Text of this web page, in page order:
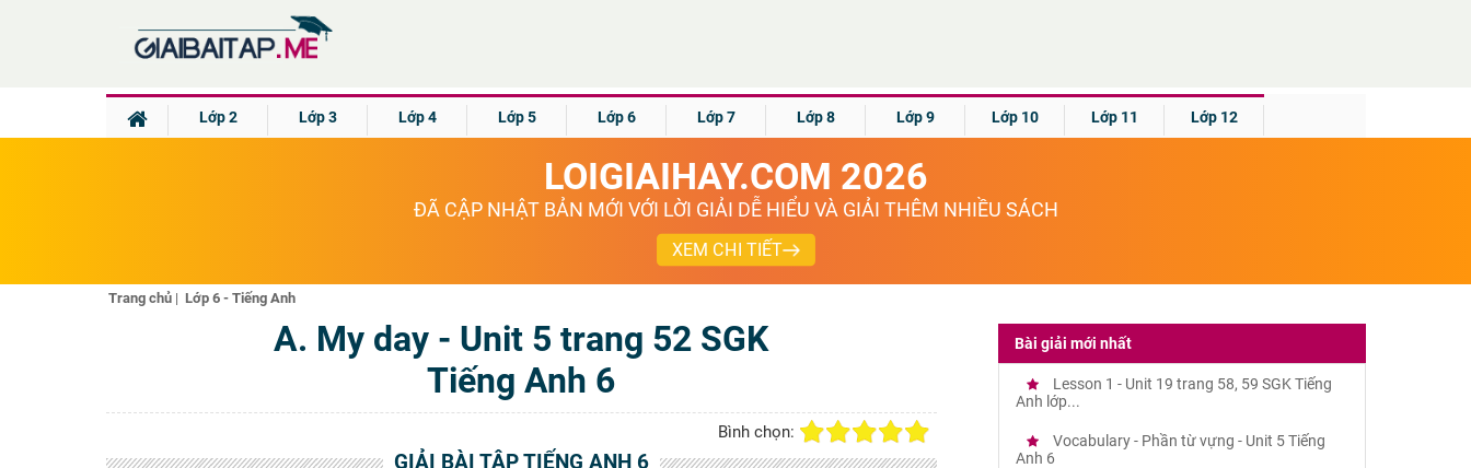
Lớp 2 Lớp 3 Lớp 4 Lớp 5 Lớp 6 Lớp 7 Lớp 8 Lớp 9 Lớp 10 Lớp 11 Lớp 12
LOIGIAIHAY.COM 2026
ĐÃ CẬP NHẬT BẢN MỚI VỚI LỜI GIẢI DỄ HIỂU VÀ GIẢI THÊM NHIỀU SÁCH
XEM CHI TIẾT
Trang chủ| Lớp 6 - Tiếng Anh
A. My day - Unit 5 trang 52 SGK
Tiếng Anh 6
Bình chọn:
GIẢI BÀI TẬP TIẾNG ANH 6
Bài giải mới nhất
Lesson 1 - Unit 19 trang 58, 59 SGK Tiếng
Anh lớp...
Vocabulary - Phần từ vựng - Unit 5 Tiếng
Anh 6